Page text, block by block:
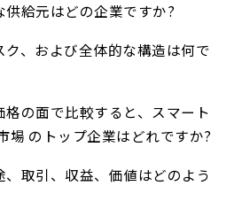
供給元はどの企業ですか?
ク、および全体的な構造は何で
格の面で比較すると、スマート
場 のトップ企業はどれですか?
、取引、収益、価値はどのよう